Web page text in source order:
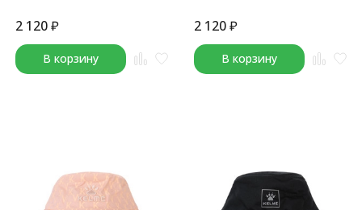
2 120₽
В корзину
2 120₽
В корзину